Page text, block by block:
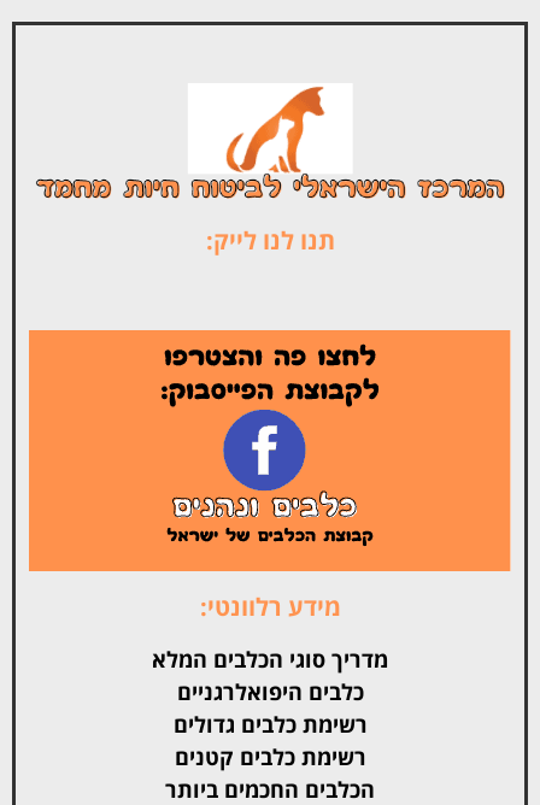
תנו לנו לייק:
מידע רלוונטי:
מדריך סוגי הכלבים המלא
כלבים היפואלרגניים
רשימת כלבים גדולים
רשימת כלבים קטנים
הכלבים החכמים ביותר